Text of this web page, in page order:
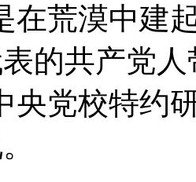
荒漠中建起
的共产党
央党校特约